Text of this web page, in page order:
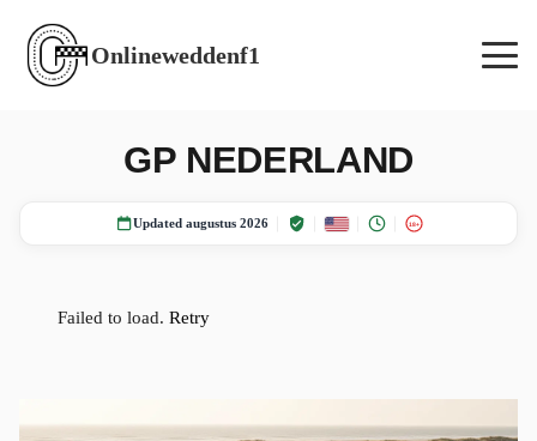
Onlineweddenf1
GP NEDERLAND
Updated augustus 2026 18+
Failed to load. Retry